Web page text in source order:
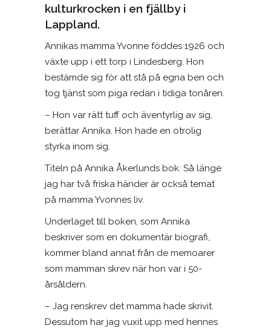
kulturkrocken i en fjällby i
Lappland.
Annikas mamma Yvonne föddes 1926 och
växte upp i ett torp i Lindesberg. Hon
bestämde sig för att stå på egna ben och
tog tjänst som piga redan i tidiga tonåren.
– Hon var rätt tuff och äventyrlig av sig,
berättar Annika. Hon hade en otrolig
styrka inom sig.
Titeln på Annika Åkerlunds bok: Så länge
jag har två friska händer är också temat
på mamma Yvonnes liv.
Underlaget till boken, som Annika
beskriver som en dokumentär biografi,
kommer bland annat från de memoarer
som mamman skrev när hon var i 50-
årsåldern.
– Jag renskrev det mamma hade skrivit.
Dessutom har jag vuxit upp med hennes